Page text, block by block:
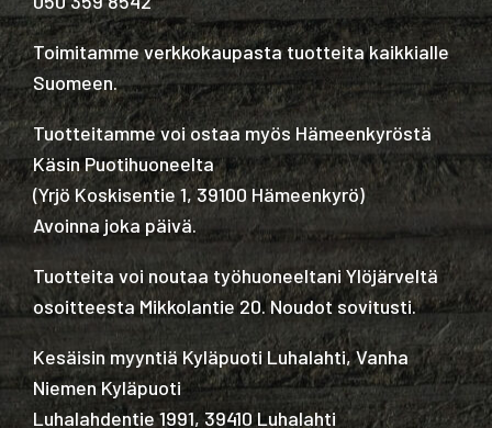
Toimitamme verkkokaupasta tuotteita kaikkialle
Suomeen.
Tuotteitamme voi ostaa myös Hämeenkyröstä
Käsin Puotihuoneelta
(Yrjö Koskisentie 1, 39100 Hämeenkyrö)
Avoinna joka päivä.
Tuotteita voi noutaa työhuoneeltani Ylöjärveltä
osoitteesta Mikkolantie 20. Noudot sovitusti.
Kesäisin myyntiä Kyläpuoti Luhalahti, Vanha
Niemen Kyläpuoti
Luhalahdentie 1991, 39410 Luhalahti